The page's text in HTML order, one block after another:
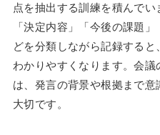
点を抽出する訓練を積んで
「決定内容」「今後の課題
どを分類しながら記録する
わかりやすくなります。会
は、発言の背景や根拠まで
大切です。